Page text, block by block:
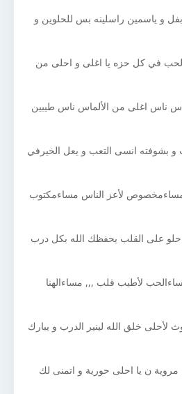
و ياسمين راسلينه بس للحلوين و
في كل حزه يا اغلى و احلى من
اغلى من الألماس ناس طيبين
بشوفته انسى التعب و يعل الخيرفي
لأعز الناس مساءمكتوب
على القلب يحفظك الله بكل درب
لأطيب قلب ,,, مساءالهنا
لأحلى خلق الله لينير الدرب و يبارك
مروية ن يا احلى حورية و اتمنى لك